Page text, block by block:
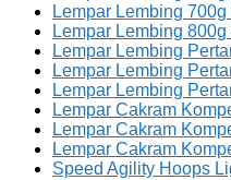
Lempar Lembing
Lempar Lembing
Lempar Lembing
Lempar Lembing
Lempar Lembing
Lempar Cakram
Lempar Cakram
Lempar Cakram
Speed Agility Hoops